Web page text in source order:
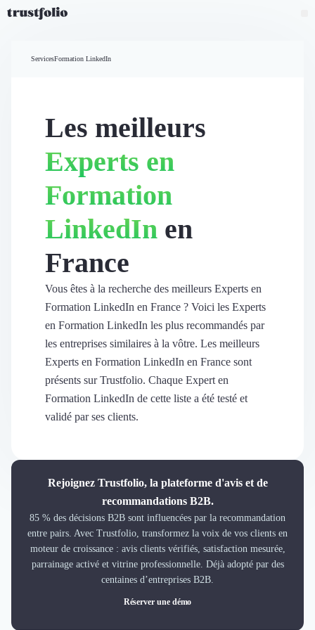
Widgets d'avis
Partage d’avis multicanal
Vidéo de témoignage
Parrainage
Révéler le réseau
Vitrine & média
Suivi du ROI
Voir tous nos avis clients
Découvrir le média
Demander une démo
Connexion
Teambuilding
Conseil en Management et Organisation
Gestion paie
Coaching
ServicesFormation LinkedIn
Les meilleurs
Experts en
Formation
LinkedIn en
France
Vous êtes à la recherche des meilleurs Experts en
Formation LinkedIn en France ? Voici les Experts
en Formation LinkedIn les plus recommandés par
les entreprises similaires à la vôtre. Les meilleurs
Experts en Formation LinkedIn en France sont
présents sur Trustfolio. Chaque Expert en
Formation LinkedIn de cette liste a été testé et
validé par ses clients.
Rejoignez Trustfolio, la plateforme d'avis et de
recommandations B2B.
85 % des décisions B2B sont influencées par la recommandation
entre pairs. Avec Trustfolio, transformez la voix de vos clients en
moteur de croissance : avis clients vérifiés, satisfaction mesurée,
parrainage activé et vitrine professionnelle. Déjà adopté par des
centaines d’entreprises B2B.
Réserver une démo